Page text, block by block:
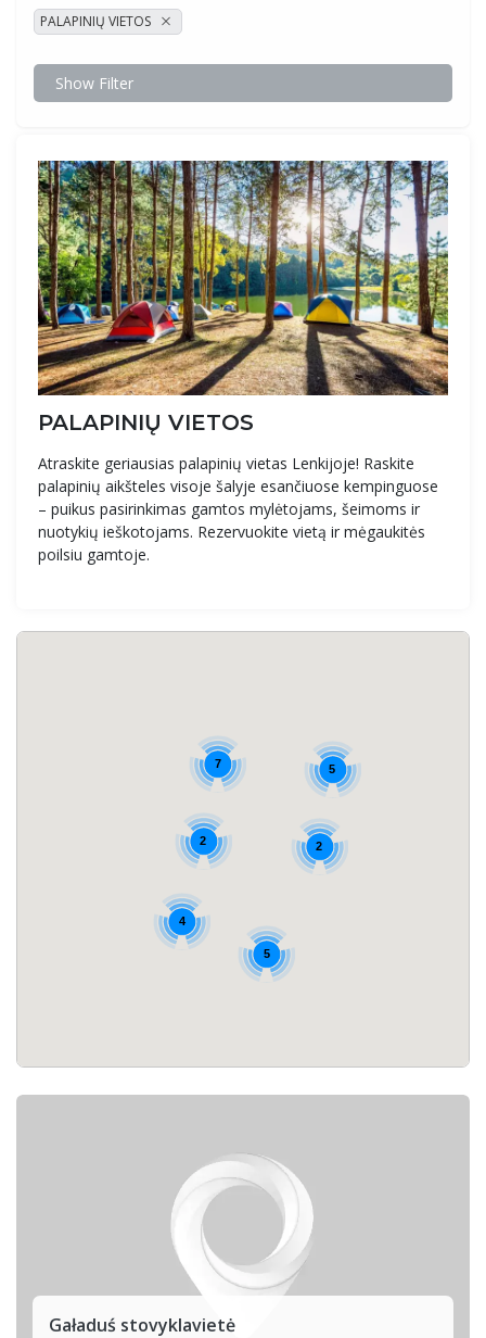
PALAPINIŲ VIETOS
Show Filter
PALAPINIŲ VIETOS
Atraskite geriausias palapinių vietas Lenkijoje! Raskite
palapinių aikšteles visoje šalyje esančiuose kempinguose
– puikus pasirinkimas gamtos mylėtojams, šeimoms ir
nuotykių ieškotojams. Rezervuokite vietą ir mėgaukitės
poilsiu gamtoje.
5
7
2
5
2
4
Gaładuś stovyklavietė